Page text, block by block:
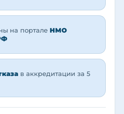
на портале НМО
в аккредитации за 5